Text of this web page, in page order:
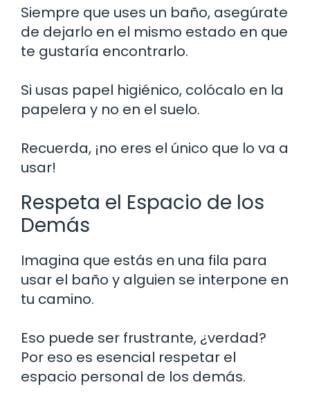
Siempre que uses un baño, asegúrate
de dejarlo en el mismo estado en que
te gustaría encontrarlo.
Si usas papel higiénico, colócalo en la
papelera y no en el suelo.
Recuerda, ¡no eres el único que lo va a
usar!
Respeta el Espacio de los
Demás
Imagina que estás en una fila para
usar el baño y alguien se interpone en
tu camino.
Eso puede ser frustrante, ¿verdad?
Por eso es esencial respetar el
espacio personal de los demás.